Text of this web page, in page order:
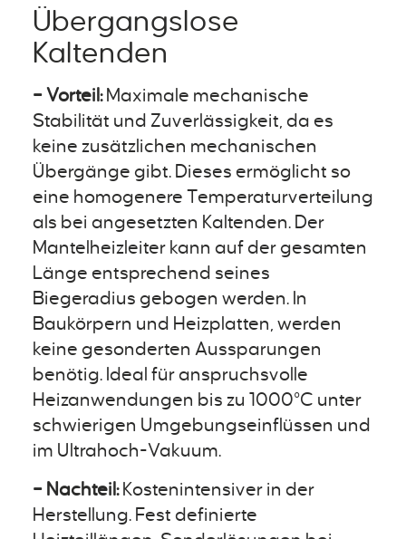
Übergangslose
Kaltenden
– Vorteil:Maximale mechanische
Stabilität und Zuverlässigkeit, da es
keine zusätzlichen mechanischen
Übergänge gibt. Dieses ermöglicht so
eine homogenere Temperaturverteilung
als bei angesetzten Kaltenden. Der
Mantelheizleiter kann auf der gesamten
Länge entsprechend seines
Biegeradius gebogen werden. In
Baukörpern und Heizplatten, werden
keine gesonderten Aussparungen
benötig. Ideal für anspruchsvolle
Heizanwendungen bis zu 1000°C unter
schwierigen Umgebungseinflüssen und
im Ultrahoch-Vakuum.
– Nachteil:Kostenintensiver in der
Herstellung. Fest definierte